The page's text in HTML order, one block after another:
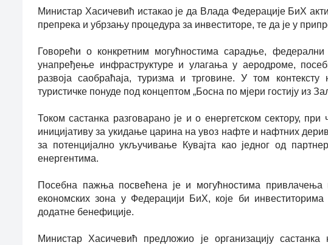
Министар Хасичевић истакао је да Влада Федерације БиХ
препрека и убрзању процедура за инвеститоре, те да је у
Говорећи о конкретним могућностима сарадње, федерални
унапређење инфраструктуре и улагања у аеродроме,
развоја саобраћаја, туризма и трговине. У том
туристичке понуде под концептом „Босна по мјери гостију из
Током састанка разговарано је и о енергетском сектору,
иницијативу за укидање царина на увоз нафте и нафтних
за потенцијално укључивање Кувајта као једног од
енергентима.
Посебна пажња посвећена је и могућностима привлачења
економских зона у Федерацији БиХ, које би
додатне бенефиције.
Министар Хасичевић предложио је организацију